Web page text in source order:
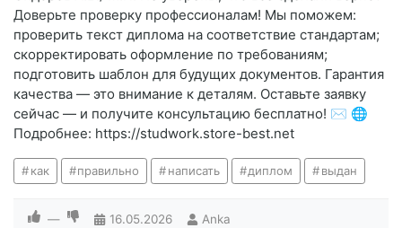
Доверьте проверку профессионалам! Мы поможем:
проверить текст диплома на соответствие стандартам;
скорректировать оформление по требованиям;
подготовить шаблон для будущих документов. Гарантия
качества — это внимание к деталям. Оставьте заявку
сейчас — и получите консультацию бесплатно! ✉️ 🌐
Подробнее: https://studwork.store-best.net
как правильно написать диплом выдан
— 16.05.2026 Anka